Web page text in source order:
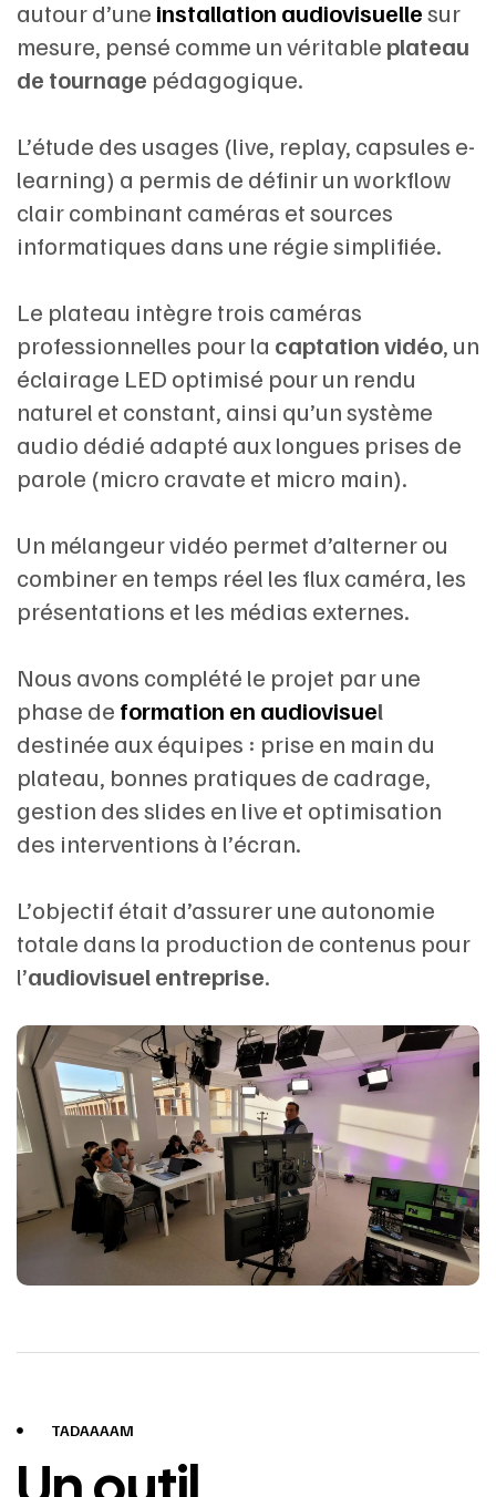
autour d’une installation audiovisuellesur
mesure, pensé comme un véritable plateau
de tournage pédagogique.
L’étude des usages (live, replay, capsules e-
learning) a permis de définir un workflow
clair combinant caméras et sources
informatiques dans une régie simplifiée.
Le plateau intègre trois caméras
professionnelles pour la captation vidéo, un
éclairage LED optimisé pour un rendu
naturel et constant, ainsi qu’un système
audio dédié adapté aux longues prises de
parole (micro cravate et micro main).
Un mélangeur vidéo permet d’alterner ou
combiner en temps réel les flux caméra, les
présentations et les médias externes.
Nous avons complété le projet par une
phase de formation en audiovisuel
destinée aux équipes : prise en main du
plateau, bonnes pratiques de cadrage,
gestion des slides en live et optimisation
des interventions à l’écran.
L’objectif était d’assurer une autonomie
totale dans la production de contenus pour
l’audiovisuel entreprise.
TADAAAAM